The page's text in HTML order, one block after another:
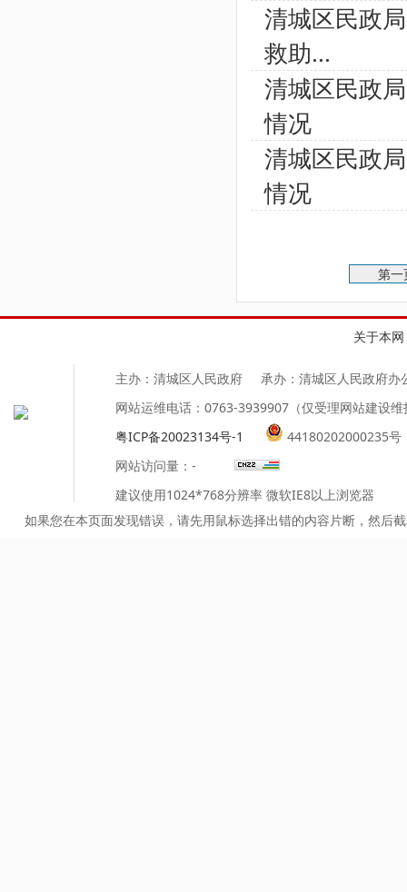
清城区民政
救助...
清城区民政
情况
清城区民政
情况
第一
关于本网
主办：清城区人民政府
承办：清城区人民政府办
网站运维电话：0763-3939907（仅受理网站建设
粤ICP备20023134号-1
44180202000235号
网站访问量： -
建议使用1024*768分辨率 微软IE8以上浏览器
如果您在本页面发现错误，请先用鼠标选择出错的内容片断，然后